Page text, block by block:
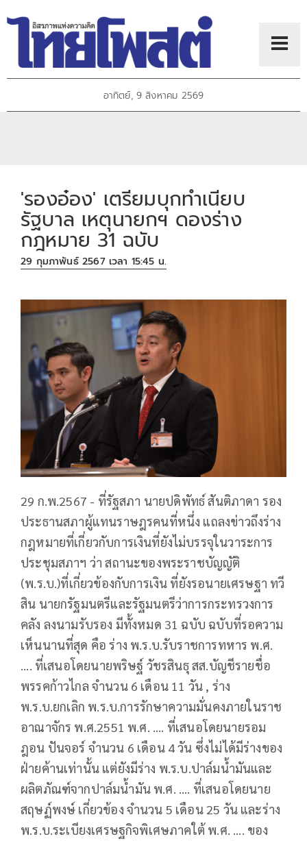
อาทิตย์, 9 สิงหาคม 2569
'รองอ๋อง' เตรียมบุกทำเนียบ
รัฐบาล เหตุนายกฯ ดองร่าง
กฎหมาย 31 ฉบับ
29 กุมภาพันธ์ 2567 เวลา 15:45 น.
29 ก.พ.2567 - ที่รัฐสภา นายปดิพัทธ์ สันติภาดา รอง
ประธานสภาผู้แทนราษฎรคนที่หนึ่ง แถลงข่าวถึงร่าง
กฎหมายที่เกี่ยวกับการเงินที่ยังไม่บรรจุในวาระการ
ประชุมสภาฯ ว่า สถานะของพระราชบัญญัติ
(พ.ร.บ.)ที่เกี่ยวข้องกับการเงิน ที่ยังรอนายเศรษฐา ทวี
สิน นายกรัฐมนตรีและรัฐมนตรีว่าการกระทรวงการ
คลัง ลงนามรับรอง มีทั้งหมด 31 ฉบับ ฉบับที่รอความ
เห็นนานที่สุด คือ ร่าง พ.ร.บ.รับราชการทหาร พ.ศ.
.... ที่เสนอโดยนายพริษฐ์ วัชรสินธุ สส.บัญชีรายชื่อ
พรรคก้าวไกล จำนวน 6 เดือน 11 วัน , ร่าง
พ.ร.บ.ยกเลิก พ.ร.บ.การรักษาความมั่นคงภายในราช
อาณาจักร พ.ศ.2551 พ.ศ. .... ที่เสนอโดยนายรอม
ฎอน ปันจอร์ จำนวน 6 เดือน 4 วัน ซึ่งไม่ได้มีร่างของ
ฝ่ายค้านเท่านั้น แต่ยังมีร่าง พ.ร.บ.ปาล์มน้ำมันและ
ผลิตภัณฑ์จากปาล์มน้ำมัน พ.ศ. .... ที่เสนอโดยนาย
สฤษฏ์พงษ์ เกี่ยวข้อง จำนวน 5 เดือน 25 วัน และร่าง
พ.ร.บ.ระเบียงเศรษฐกิจพิเศษภาคใต้ พ.ศ. .... ของ